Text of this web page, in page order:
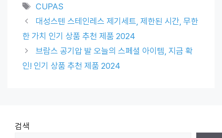
Tags
CUPAS
대성스텐 스테인레스 제기세트, 제한된 시간, 무한
한 가치 인기 상품 추천 제품 2024
브람스 공기압 발 오늘의 스페셜 아이템, 지금 확
인! 인기 상품 추천 제품 2024
검색